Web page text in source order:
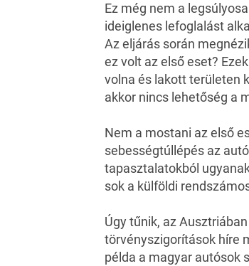
Ez még nem a
ideiglenes lefoglalást
Az eljárás során
ez volt az első eset?
volna és lakott területen
akkor nincs lehetőség a
Nem a mostani az első
sebességtúllépés az
tapasztalatokból
sok a külföldi
Úgy tűnik, az
törvényszigorítások híre
példa a magyar autósok